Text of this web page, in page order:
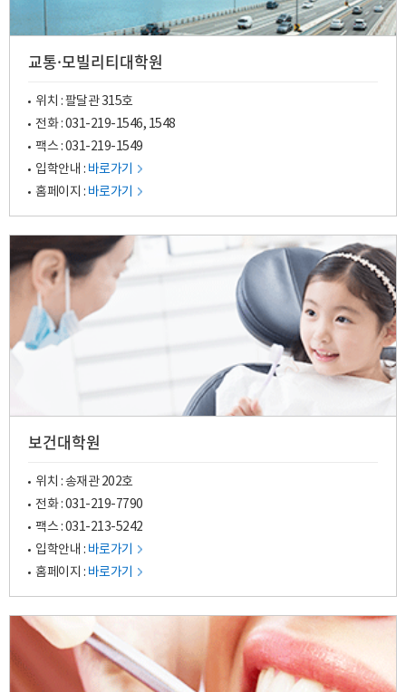
교통·모빌리티대학원
위치 : 팔달관 315호
전화 :031-219-1546, 1548
팩스 : 031-219-1549
입학안내 : 바로가기
홈페이지 : 바로가기
보건대학원
위치 : 송재관 202호
전화 :031-219-7790
팩스 : 031-213-5242
입학안내 : 바로가기
홈페이지 : 바로가기